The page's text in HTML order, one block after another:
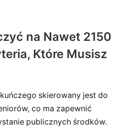
na Nawet 2150
Które Musisz
skierowany jest do
co ma zapewnić
publicznych środków.